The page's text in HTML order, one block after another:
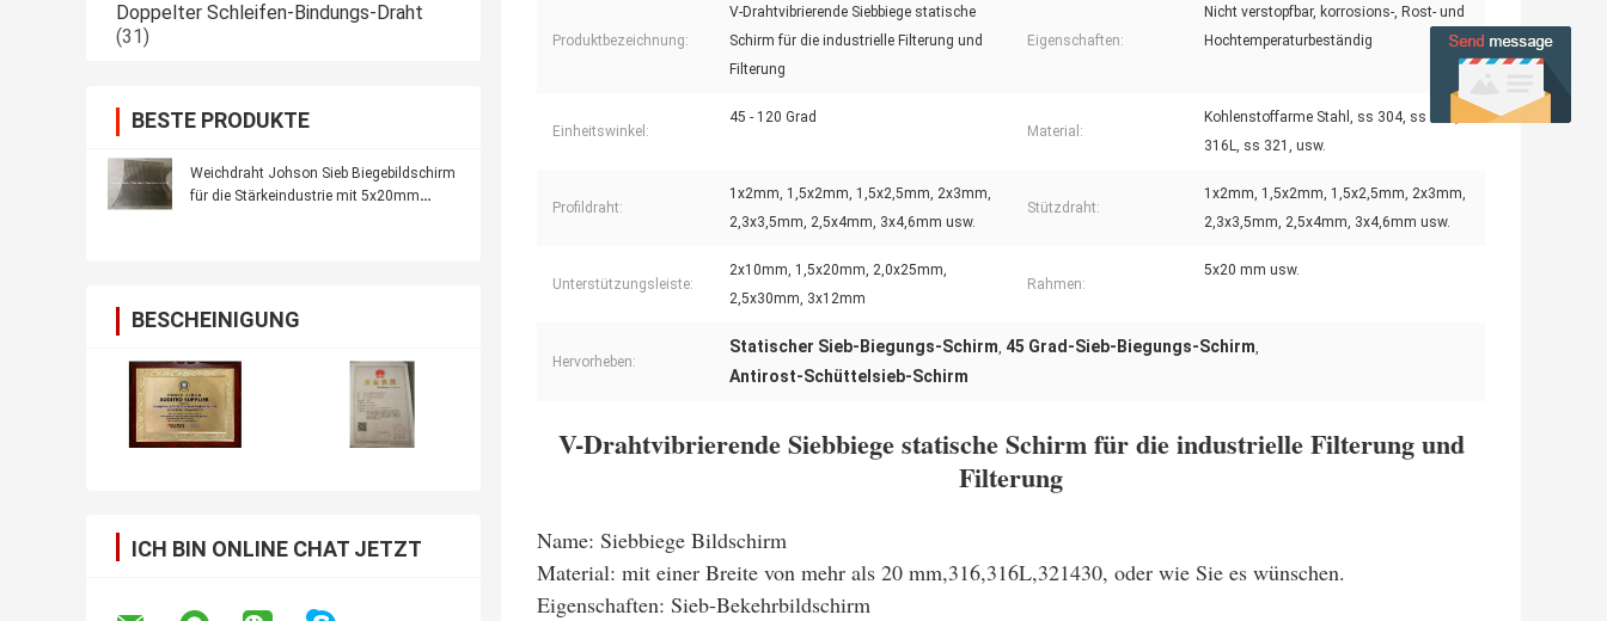
Doppelter Schleifen-Bindungs-Draht
(31)
BESTE PRODUKTE
Weichdraht Johson Sieb Biegebildschirm
für die Stärkeindustrie mit 5x20mm
BESCHEINIGUNG
ICH BIN ONLINE CHAT JETZT
Produktbezeichnung:
V-Drahtvibrierende Siebbiege statische
Schirm für die industrielle Filterung und
Filterung
Eigenschaften:
Nicht verstopfbar, korrosions-, Rost- und
Hochtemperaturbeständig
Einheitswinkel:
45 - 120 Grad
Material:
Kohlenstoffarme Stahl, ss 304, ss 316, ss
316L, ss 321, usw.
Profildraht:
1x2mm, 1,5x2mm, 1,5x2,5mm, 2x3mm,
2,3x3,5mm, 2,5x4mm, 3x4,6mm usw.
Stützdraht:
1x2mm, 1,5x2mm, 1,5x2,5mm, 2x3mm,
2,3x3,5mm, 2,5x4mm, 3x4,6mm usw.
Unterstützungsleiste:
2x10mm, 1,5x20mm, 2,0x25mm,
2,5x30mm, 3x12mm
Rahmen:
5x20 mm usw.
Hervorheben:
Statischer Sieb-Biegungs-Schirm, 45 Grad-Sieb-Biegungs-Schirm,
Antirost-Schüttelsieb-Schirm
V-Drahtvibrierende Siebbiege statische Schirm für die industrielle Filterung und
Filterung
Name: Siebbiege Bildschirm
Material: mit einer Breite von mehr als 20 mm,316,316L,321430, oder wie Sie es wünschen.
Eigenschaften: Sieb-Bekehrbildschirm